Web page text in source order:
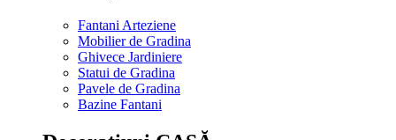
Fantani Arteziene
Mobilier de Gradina
Ghivece Jardiniere
Statui de Gradina
Pavele de Gradina
Bazine Fantani